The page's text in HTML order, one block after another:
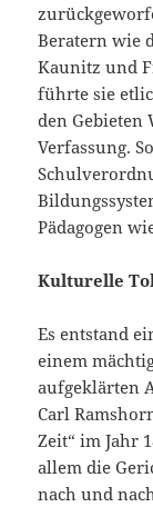
Beratern wie
Kaunitz und
führte sie
den
Verfassung.
Pädagogen
Kulturelle
Es entstand
einem
aufgeklärten
Carl
Zeit“ im Jahr
allem die
nach und